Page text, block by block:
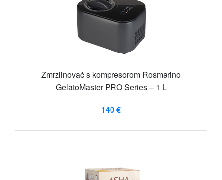
Zmrzlinovač s kompresorom Rosmarino
GelatoMaster PRO Series – 1 L
140 €